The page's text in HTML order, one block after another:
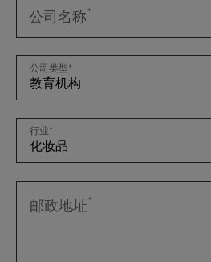
公司名称
公司类型
行业
邮政地址